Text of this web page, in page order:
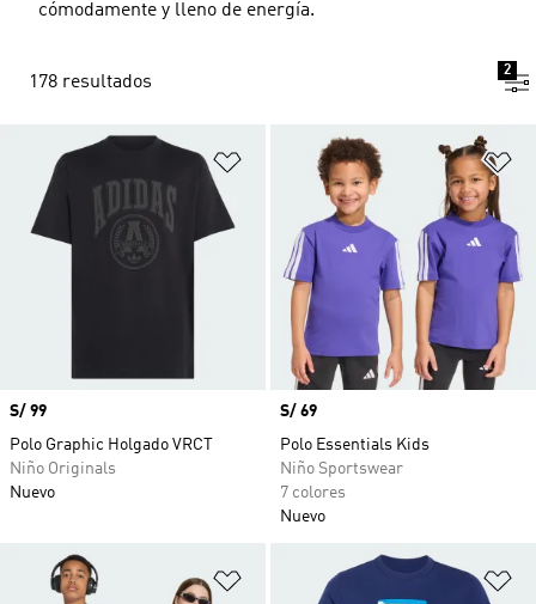
cómodamente y lleno de energía.
178 resultados
2
Añadir a la lista de deseos
Precio
S/ 99
Polo Graphic Holgado VRCT
Niño Originals
Nuevo
Precio
S/ 69
Polo Essentials Kids
Niño Sportswear
7 colores
Nuevo
Añadir a la lista de deseos